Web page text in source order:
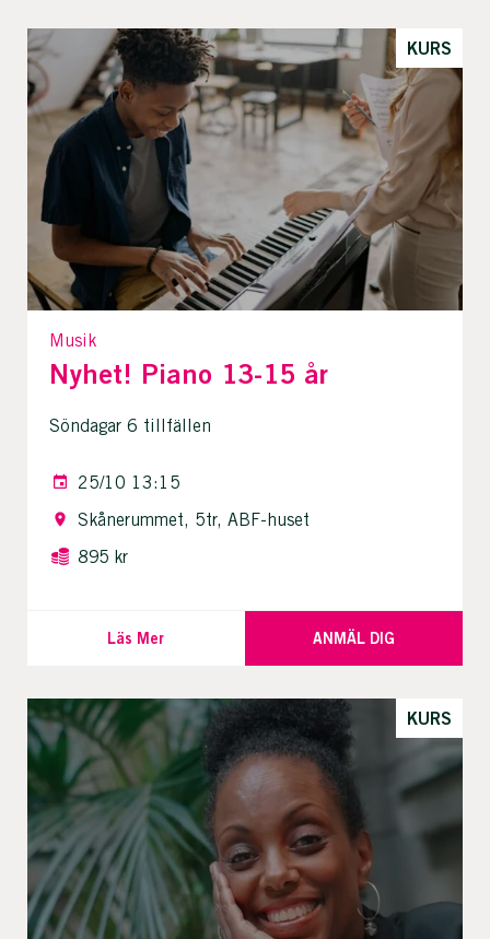
KURS
Musik
Nyhet! Piano 13-15 år
Söndagar 6 tillfällen
25/10 13:15
Skånerummet, 5tr, ABF-huset
895 kr
Läs Mer ANMÄL DIG
KURS